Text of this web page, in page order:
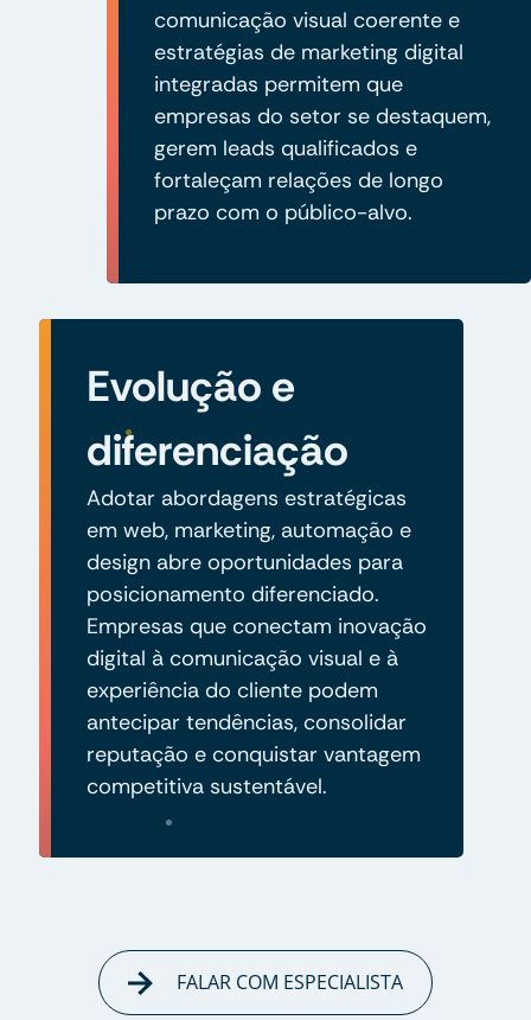
comunicação visual coerente e
estratégias de marketing digital
integradas permitem que
empresas do setor se destaquem,
gerem leads qualificados e
fortaleçam relações de longo
prazo com o público-alvo.
Evolução e
diferenciação
Adotar abordagens estratégicas
em web, marketing, automação e
design abre oportunidades para
posicionamento diferenciado.
Empresas que conectam inovação
digital à comunicação visual e à
experiência do cliente podem
antecipar tendências, consolidar
reputação e conquistar vantagem
competitiva sustentável.
FALAR COM ESPECIALISTA